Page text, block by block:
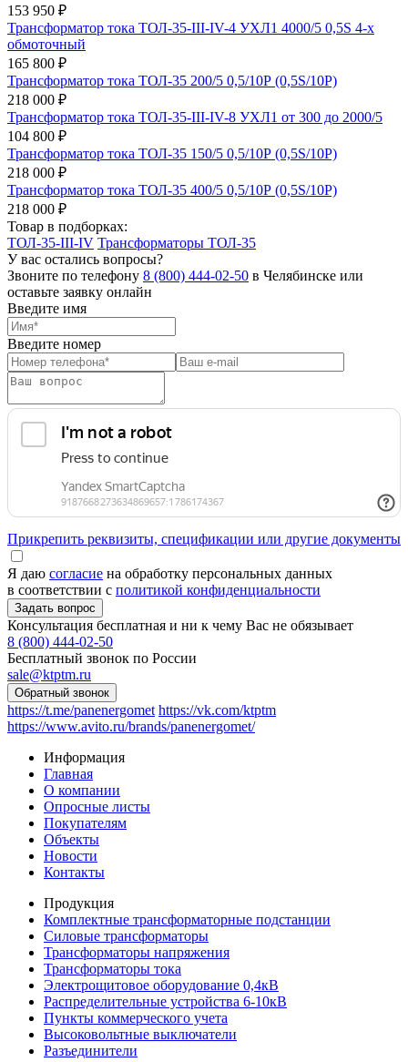
153 950 ₽
Трансформатор тока ТОЛ-35-III-IV-4 УХЛ1 4000/5 0,5S 4-х
обмоточный
165 800 ₽
Трансформатор тока ТОЛ-35 200/5 0,5/10Р (0,5S/10Р)
218 000 ₽
Трансформатор тока ТОЛ-35-III-IV-8 УХЛ1 от 300 до 2000/5
104 800 ₽
Трансформатор тока ТОЛ-35 150/5 0,5/10Р (0,5S/10Р)
218 000 ₽
Трансформатор тока ТОЛ-35 400/5 0,5/10Р (0,5S/10Р)
218 000 ₽
Товар в подборках:
ТОЛ-35-III-IV Трансформаторы ТОЛ-35
У вас остались вопросы?
Звоните по телефону 8 (800) 444-02-50 в Челябинске или
оставьте заявку онлайн
Введите имя
Введите номер
Прикрепить реквизиты, спецификации или другие документы
Я даю согласие на обработку персональных данных
в соответствии с политикой конфиденциальности
Консультация бесплатная и ни к чему Вас не обязывает
8 (800) 444-02-50
Бесплатный звонок по России
sale@ktptm.ru
https://t.me/panenergomet https://vk.com/ktptm
https://www.avito.ru/brands/panenergomet/
Информация
Главная
О компании
Опросные листы
Покупателям
Объекты
Новости
Контакты
Продукция
Комплектные трансформаторные подстанции
Силовые трансформаторы
Трансформаторы напряжения
Трансформаторы тока
Электрощитовое оборудование 0,4кВ
Распределительные устройства 6-10кВ
Пункты коммерческого учета
Высоковольтные выключатели
Разъединители